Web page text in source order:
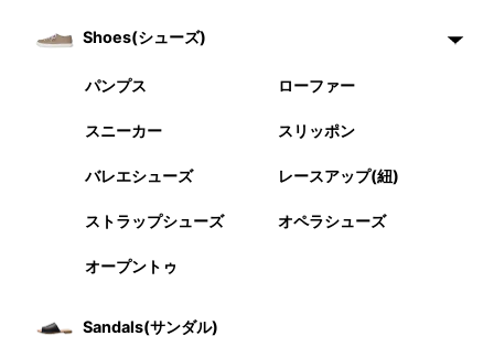
Shoes(シューズ)
パンプス ローファー
スニーカー スリッポン
バレエシューズ レースアップ(紐)
ストラップシューズ オペラシューズ
オープントゥ
Sandals(サンダル)